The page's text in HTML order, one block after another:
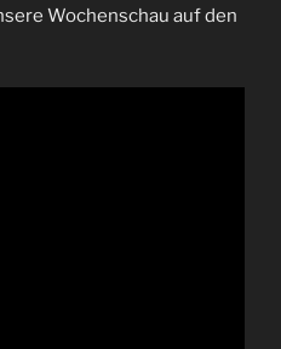
Wochenschau auf den